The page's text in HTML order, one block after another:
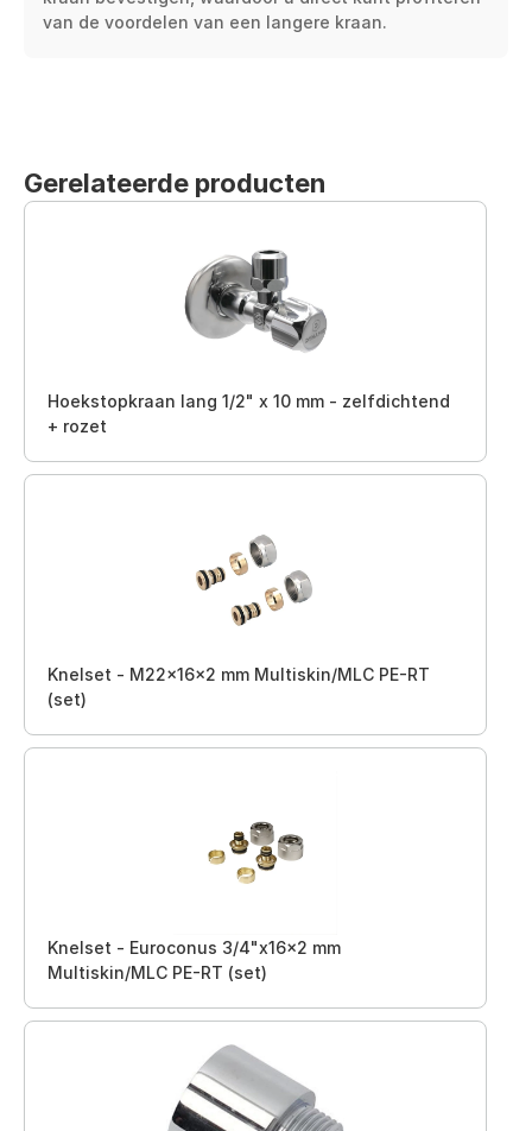
van de voordelen van een langere kraan.
Gerelateerde producten
Hoekstopkraan lang 1/2" x 10 mm - zelfdichtend
+ rozet
Knelset - M22x16x2 mm Multiskin/MLC PE-RT
(set)
Knelset - Euroconus 3/4"x16x2 mm
Multiskin/MLC PE-RT (set)